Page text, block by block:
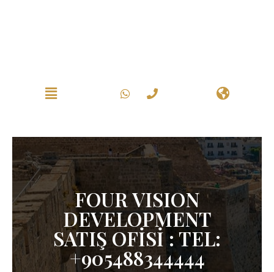
FOUR VISION
DEVELOPMENT
SATIŞ OFİSİ : TEL:
+905488344444